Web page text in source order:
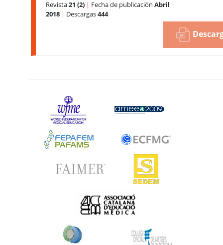
Revista21 (2) | Fecha de publicación Abril
2018 | Descargas444